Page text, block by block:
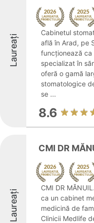
Laureați
Cabinetul
află în Arad, pe
funcționează
specializat în
oferă o gamă
stomatologice
se ...
8.6
Laureați
CMI DR
CMI DR
ca un cabinet
medicină de
Clinicii Medlife